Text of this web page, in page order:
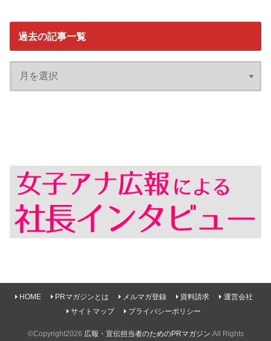
過去の記事一覧
HOME PRマガジンとは メルマガ登録 資料請求
運営会社
サイトマップ
プライバシーポリシー
©Copyright2026 広報・宣伝担当者のためのPRマガジン.All Rights